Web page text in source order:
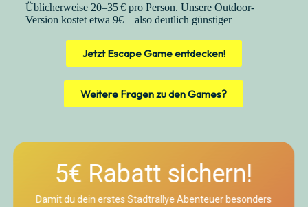
Üblicherweise 20–35 € pro Person. Unsere Outdoor-
Version kostet etwa 9€ – also deutlich günstiger
Jetzt Escape Game entdecken!
Weitere Fragen zu den Games?
5€ Rabatt sichern!
Damit du dein erstes Stadtrallye Abenteuer besonders